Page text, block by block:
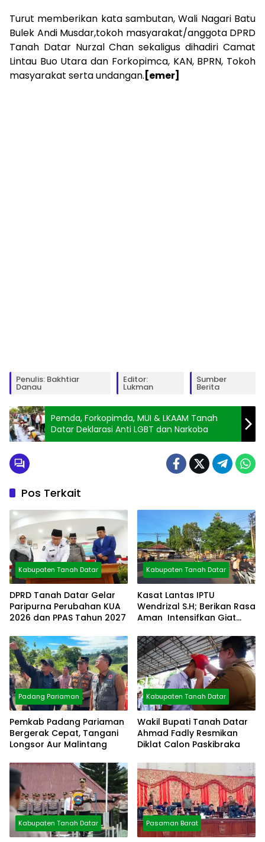
Turut memberikan kata sambutan, Wali Nagari Batu
Bulek Andi Musdar,tokoh masyarakat/anggota DPRD
Tanah Datar Nurzal Chan sekaligus dihadiri Camat
Lintau Buo Utara dan Forkopimca, KAN, BPRN, Tokoh
masyarakat serta undangan. [emer]
Penulis: Bakhtiar
Danau
Editor:
Lukman
Sumber
Berita
Pemda, Forkopimda, MUI & LKAAM Tanah
Datar Deklarasi Anti LGBT dan Narkoba
Pos Terkait
Kabupaten Tanah Datar
DPRD Tanah Datar Gelar
Paripurna Perubahan KUA
2026 dan PPAS Tahun 2027
Kabupaten Tanah Datar
Kasat Lantas IPTU
Wendrizal S.H; Berikan Rasa
Aman Intensifkan Giat
Padang Pariaman
Pemkab Padang Pariaman
Bergerak Cepat, Tangani
Longsor Aur Malintang
Kabupaten Tanah Datar
Wakil Bupati Tanah Datar
Ahmad Fadly Resmikan
Diklat Calon Paskibraka
Kabupaten Tanah Datar Pasaman Barat